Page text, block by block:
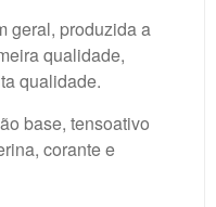
geral, produzida a
qualidade,
qualidade.
base, tensoativo
corante e